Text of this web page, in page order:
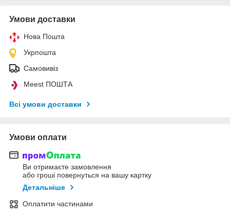
Умови доставки
Нова Пошта
Укрпошта
Самовивіз
Meest ПОШТА
Всі умови доставки
Умови оплати
Ви отримаєте замовлення
або гроші повернуться на вашу картку
Детальніше
Оплатити частинами